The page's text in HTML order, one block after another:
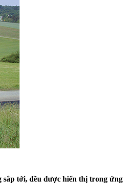
tới, đều được hiển thị trong ứng